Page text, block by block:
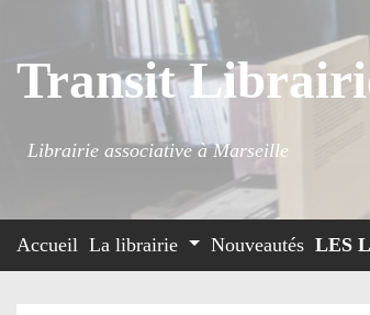
Transit
Librairie associative à Marseille
Accueil La librairie Nouveautés LES